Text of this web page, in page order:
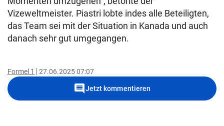
Vizeweltmeister. Piastri lobte indes alle Beteiligten,
das Team sei mit der Situation in Kanada und auch
danach sehr gut umgegangen.
Formel 1 27.06.2025 07:07
commentJetzt kommentieren